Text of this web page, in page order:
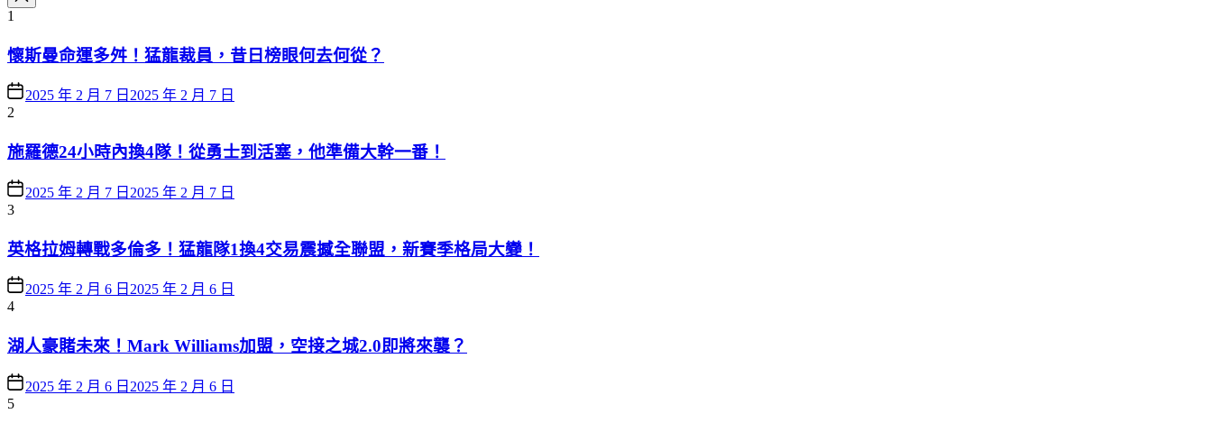
1
懷斯曼命運多舛！猛龍裁員，昔日榜眼何去何從？
2025 年 2 月 7 日 2025 年 2 月 7 日
2
施羅德24小時內換4隊！從勇士到活塞，他準備大幹一番！
2025 年 2 月 7 日 2025 年 2 月 7 日
3
英格拉姆轉戰多倫多！猛龍隊1換4交易震撼全聯盟，新賽季格局大變！
2025 年 2 月 6 日 2025 年 2 月 6 日
4
湖人豪賭未來！Mark Williams加盟，空接之城2.0即將來襲？
2025 年 2 月 6 日 2025 年 2 月 6 日
5